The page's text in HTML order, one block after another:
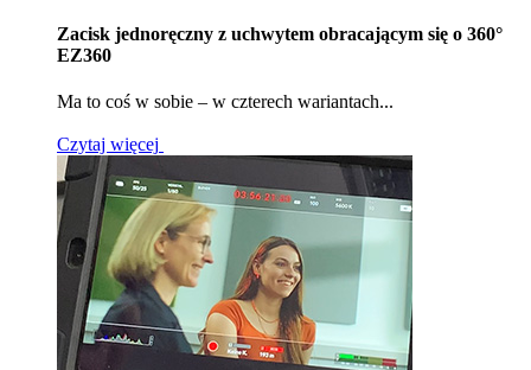
Zacisk jednoręczny z uchwytem obracającym się o 360°
EZ360
Ma to coś w sobie – w czterech wariantach...
Czytaj więcej